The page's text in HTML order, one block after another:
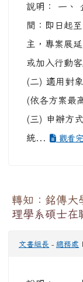
說明： 一、
間：即日起
主，專案展
或加入行動
(二) 適用對
(依各方案最
(三) 申辦方
統...
觀看
轉知：銘傳大
理學系碩士在
文書組長 - 總務處